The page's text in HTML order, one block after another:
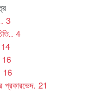
3
..4
14
16
16
. 21